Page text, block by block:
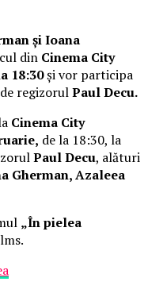
și Ioana
din Cinema City
18:30și vor participa
regizorulPaul Decu.
Cinema City
de la 18:30, la
Paul Decu, alături
Gherman, Azaleea
„În pielea